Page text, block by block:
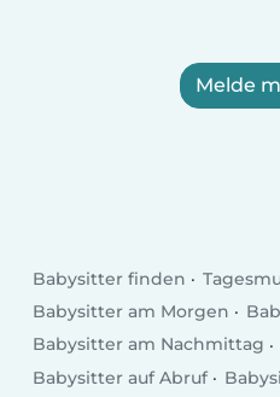
Melde
Babysitter finden
Babysitter am Morgen
Babysitter am Nachmittag
Babysitter auf Abruf